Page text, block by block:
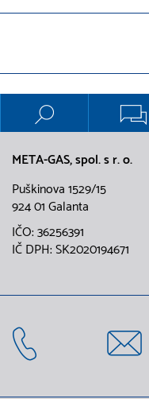
META-GAS, spol. s r. o.
Puškinova 1529/15
924 01 Galanta
IČO: 36256391
IČ DPH: SK2020194671